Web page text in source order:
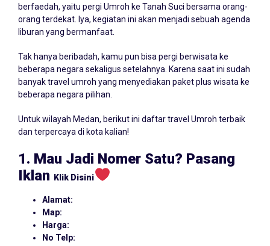
berfaedah, yaitu pergi Umroh ke Tanah Suci bersama orang-
orang terdekat. Iya, kegiatan ini akan menjadi sebuah agenda
liburan yang bermanfaat.
Tak hanya beribadah, kamu pun bisa pergi berwisata ke
beberapa negara sekaligus setelahnya. Karena saat ini sudah
banyak travel umroh yang menyediakan paket plus wisata ke
beberapa negara pilihan.
Untuk wilayah Medan, berikut ini daftar travel Umroh terbaik
dan terpercaya di kota kalian!
1. Mau Jadi Nomer Satu? Pasang
Iklan
Klik Disini
Alamat:
Map:
Harga:
No Telp: